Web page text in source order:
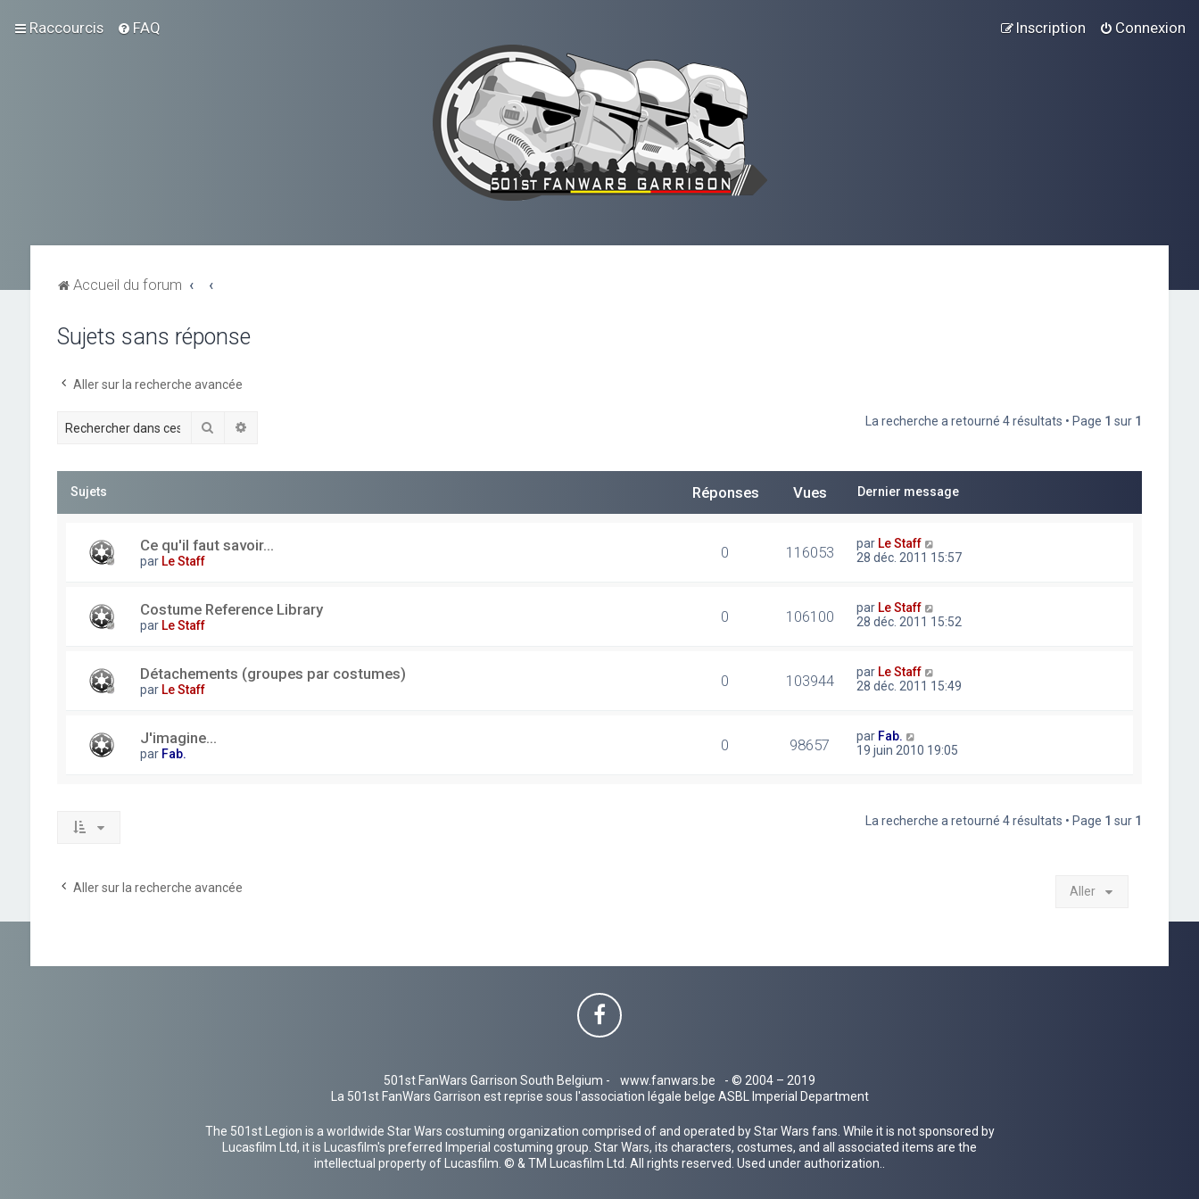
Raccourcis FAQ Connexion
Inscription
Accueil du forum
Sujets sans réponse
Aller sur la recherche avancée
Rechercher La recherche a retourné 4 résultats • Page 1 sur 1
Sujets Réponses Vues Dernier message
Ce qu'il faut savoir...
par Le Staff 0 116053 par Le Staff
28 déc. 2011 15:57
Costume Reference Library
par Le Staff 0 106100 par Le Staff
28 déc. 2011 15:52
Détachements (groupes par costumes)
par Le Staff 0 103944 par Le Staff
28 déc. 2011 15:49
J'imagine...
par Fab. 0 98657 par Fab.
19 juin 2010 19:05
La recherche a retourné 4 résultats • Page 1 sur 1
Aller sur la recherche avancée Aller
501st FanWars Garrison South Belgium - www.fanwars.be
- © 2004 – 2019
La 501st FanWars Garrison est reprise sous l'association légale belge ASBL Imperial Department
The 501st Legion is a worldwide Star Wars costuming organization comprised of and operated by Star Wars fans. While it is not sponsored by
Lucasfilm Ltd, it is Lucasfilm's preferred Imperial costuming group. Star Wars, its characters, costumes, and all associated items are the
intellectual property of Lucasfilm. © & TM Lucasfilm Ltd. All rights reserved. Used under authorization..